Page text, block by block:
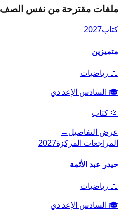
ملفات مقترحة من نفس الصف
كتاب2027
متميزين
📖 رياضيات
🎓 السادس الإعدادي
📂 كتاب
عرض التفاصيل←
المراجعات المركزة2027
حيدر عبد الأئمة
📖 رياضيات
🎓 السادس الإعدادي